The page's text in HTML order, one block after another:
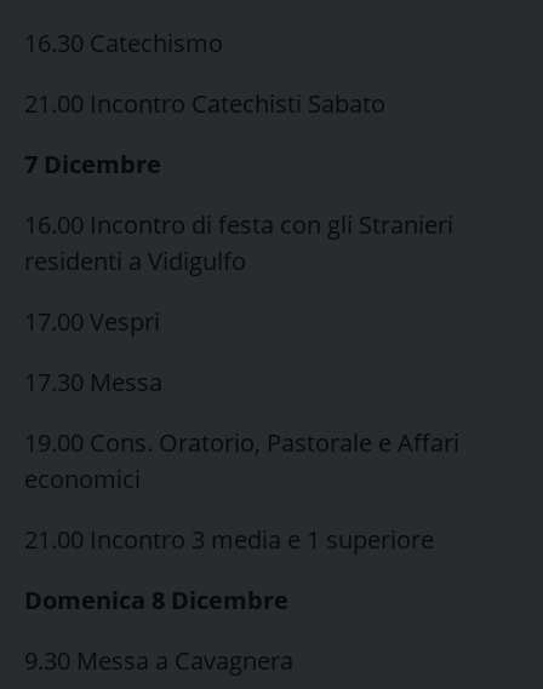
16.30 Catechismo
21.00 Incontro Catechisti Sabato
7 Dicembre
16.00 Incontro di festa con gli Stranieri
residenti a Vidigulfo
17.00 Vespri
17.30 Messa
19.00 Cons. Oratorio, Pastorale e Affari
economici
21.00 Incontro 3 media e 1 superiore
Domenica 8 Dicembre
9.30 Messa a Cavagnera